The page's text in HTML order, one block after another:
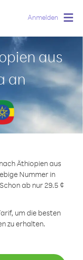
Anmelden
aus
an
Äthiopien aus
Nummer in
ab nur 29.5 ¢
um die besten
zu erhalten.